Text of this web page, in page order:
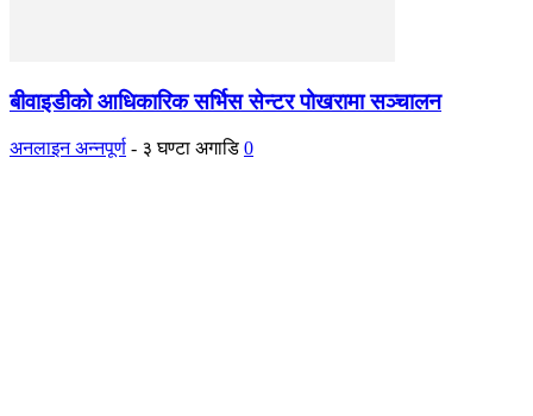
बीवाइडीको आधिकारिक सर्भिस सेन्टर पोखरामा सञ्चालन
अनलाइन अन्नपूर्ण - ३ घण्टा अगाडि 0